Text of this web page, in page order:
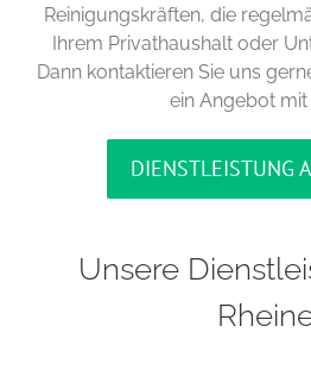
Reinigungskräften, die
Ihrem Privathaushalt oder
Dann kontaktieren Sie uns
ein Angebot mit
DIENSTLEISTUNG
Unsere